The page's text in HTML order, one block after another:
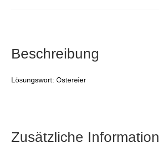
Beschreibung
Lösungswort: Ostereier
Zusätzliche Information